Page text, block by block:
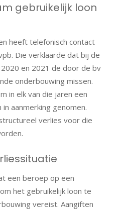
gebruikelijk loon
heeft telefonisch contact
Die verklaarde dat bij de
en 2021 de door de bv
onderbouwing missen.
in elk van die jaren een
aanmerking genomen.
verlies voor die
een beroep op een
het gebruikelijk loon te
vereist. Aangiften